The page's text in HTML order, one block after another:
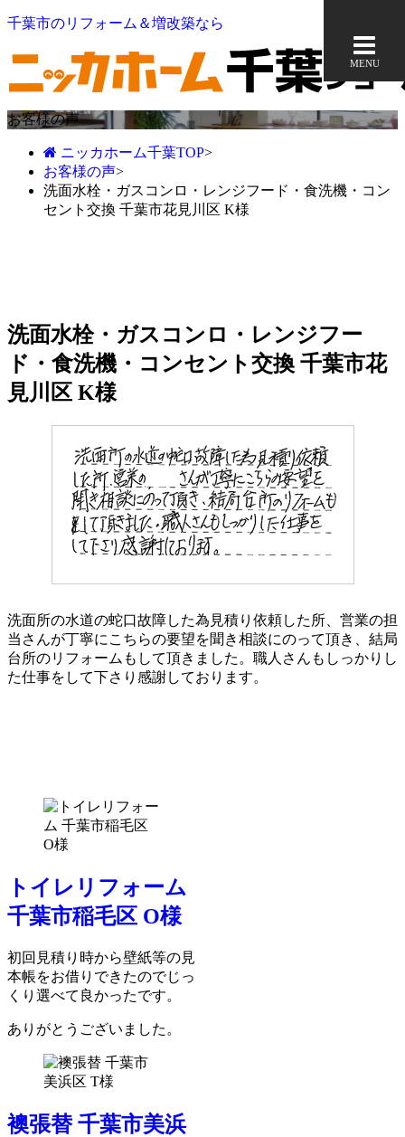
千葉市のリフォーム＆増改築なら
MENU
お客様の声
ニッカホーム千葉TOP>
お客様の声>
洗面水栓・ガスコンロ・レンジフード・食洗機・コン
セント交換 千葉市花見川区 K様
洗面水栓・ガスコンロ・レンジフー
ド・食洗機・コンセント交換 千葉市花
見川区 K様
洗面所の水道の蛇口故障した為見積り依頼した所、営業の担
当さんが丁寧にこちらの要望を聞き相談にのって頂き、結局
台所のリフォームもして頂きました。職人さんもしっかりし
た仕事をして下さり感謝しております。
トイレリフォーム
千葉市稲毛区 O様
初回見積り時から壁紙等の見
本帳をお借りできたのでじっ
くり選べて良かったです。
ありがとうございました。
襖張替 千葉市美浜